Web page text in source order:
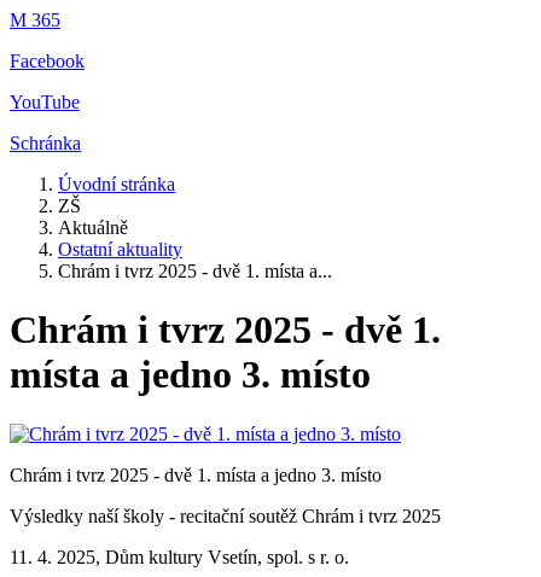
M 365
Facebook
YouTube
Schránka
Úvodní stránka
ZŠ
Aktuálně
Ostatní aktuality
Chrám i tvrz 2025 - dvě 1. místa a...
Chrám i tvrz 2025 - dvě 1.
místa a jedno 3. místo
Chrám i tvrz 2025 - dvě 1. místa a jedno 3. místo
Výsledky naší školy - recitační soutěž Chrám i tvrz 2025
11. 4. 2025, Dům kultury Vsetín, spol. s r. o.